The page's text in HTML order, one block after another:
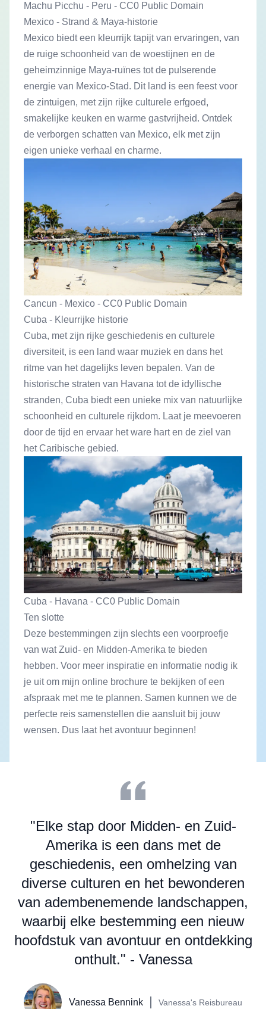
Machu Picchu - Peru - CC0 Public Domain
Mexico - Strand & Maya-historie
Mexico biedt een kleurrijk tapijt van ervaringen, van
de ruige schoonheid van de woestijnen en de
geheimzinnige Maya-ruïnes tot de pulserende
energie van Mexico-Stad. Dit land is een feest voor
de zintuigen, met zijn rijke culturele erfgoed,
smakelijke keuken en warme gastvrijheid. Ontdek
de verborgen schatten van Mexico, elk met zijn
eigen unieke verhaal en charme.
Cancun - Mexico - CC0 Public Domain
Cuba - Kleurrijke historie
Cuba, met zijn rijke geschiedenis en culturele
diversiteit, is een land waar muziek en dans het
ritme van het dagelijks leven bepalen. Van de
historische straten van Havana tot de idyllische
stranden, Cuba biedt een unieke mix van natuurlijke
schoonheid en culturele rijkdom. Laat je meevoeren
door de tijd en ervaar het ware hart en de ziel van
het Caribische gebied.
Cuba - Havana - CC0 Public Domain
Ten slotte
Deze bestemmingen zijn slechts een voorproefje
van wat Zuid- en Midden-Amerika te bieden
hebben. Voor meer inspiratie en informatie nodig ik
je uit om mijn online brochure te bekijken of een
afspraak met me te plannen. Samen kunnen we de
perfecte reis samenstellen die aansluit bij jouw
wensen. Dus laat het avontuur beginnen!
"Elke stap door Midden- en Zuid-
Amerika is een dans met de
geschiedenis, een omhelzing van
diverse culturen en het bewonderen
van adembenemende landschappen,
waarbij elke bestemming een nieuw
hoofdstuk van avontuur en ontdekking
onthult." - Vanessa
Vanessa Bennink Vanessa's Reisbureau